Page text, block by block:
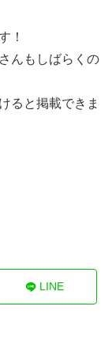
！
んもしばらくの
ると掲載できま
LINE